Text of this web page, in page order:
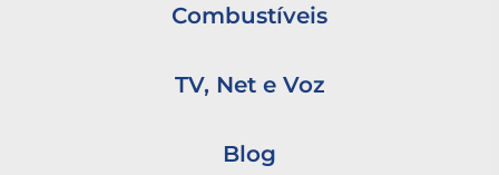
Combustíveis
TV, Net e Voz
Blog